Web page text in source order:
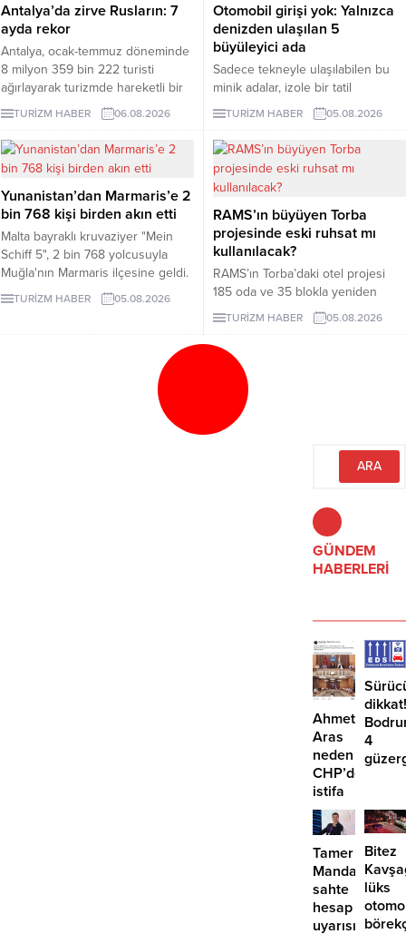
Antalya’da zirve Rusların: 7
ayda rekor
Antalya, ocak-temmuz döneminde
8 milyon 359 bin 222 turisti
ağırlayarak turizmde hareketli bir
dönemi geride bıraktı. 1 milyon
979 bin ziyaretçiyle listenin ilk
sırasında yer alan Ruslar, kente
gelen her 4 turistten birini
oluşturdu.
TURİZM HABER 06.08.2026
Otomobil girişi yok: Yalnızca
denizden ulaşılan 5
büyüleyici ada
Sadece tekneyle ulaşılabilen bu
minik adalar, izole bir tatil
arayanlara eşsiz deneyimler
sunuyor. Peki, bu adaları farklı
kılan özellikler nelerdir? İşte
yanıtı...
TURİZM HABER 05.08.2026
Yunanistan’dan Marmaris’e 2
bin 768 kişi birden akın etti
Malta bayraklı kruvaziyer "Mein
Schiff 5", 2 bin 768 yolcusuyla
Muğla'nın Marmaris ilçesine geldi.
TURİZM HABER 05.08.2026
RAMS’ın büyüyen Torba
projesinde eski ruhsat mı
kullanılacak?
RAMS’ın Torba’daki otel projesi
185 oda ve 35 blokla yeniden
gündeme geldi. Projeye 17 bin
286 metrekare orman vasıflı
Hazine alanı eklendi.
TURİZM HABER 05.08.2026
GÜNDEM
HABERLERİ
Ahmet
Aras
neden
CHP’den
istifa
etmiyor?
dikkat!
4
Tamer
sahte
hesap
uyarısı
Bitez
lüks